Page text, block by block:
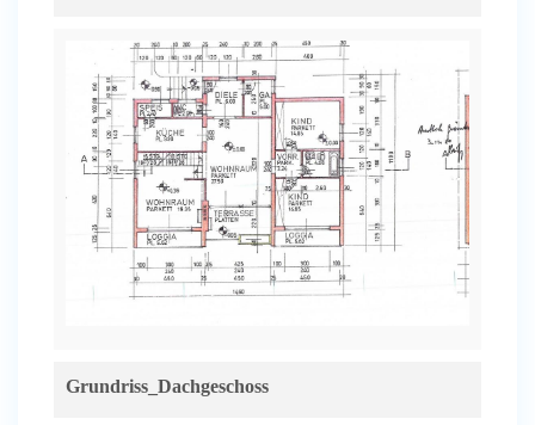
Grundriss_Dachgeschoss